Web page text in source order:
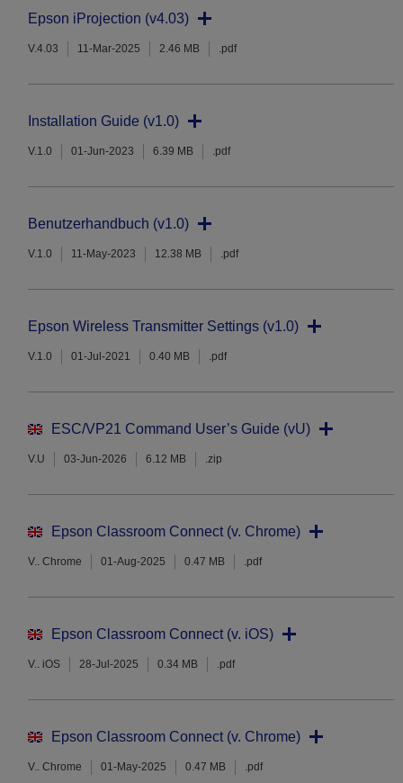
Epson iProjection (v4.03)
V.4.03 11-Mar-2025 2.46 MB .pdf
Installation Guide (v1.0)
V.1.0 01-Jun-2023 6.39 MB .pdf
Benutzerhandbuch (v1.0)
V.1.0 11-May-2023 12.38 MB .pdf
Epson Wireless Transmitter Settings (v1.0)
V.1.0 01-Jul-2021 0.40 MB .pdf
ESC/VP21 Command User’s Guide (vU)
V.U 03-Jun-2026 6.12 MB .zip
Epson Classroom Connect (v. Chrome)
V.. Chrome 01-Aug-2025 0.47 MB .pdf
Epson Classroom Connect (v. iOS)
V.. iOS 28-Jul-2025 0.34 MB .pdf
Epson Classroom Connect (v. Chrome)
V.. Chrome 01-May-2025 0.47 MB .pdf